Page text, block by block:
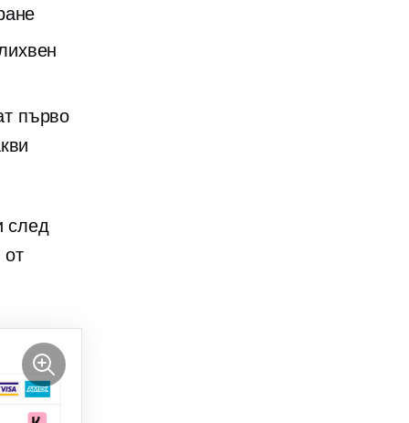
първо
след